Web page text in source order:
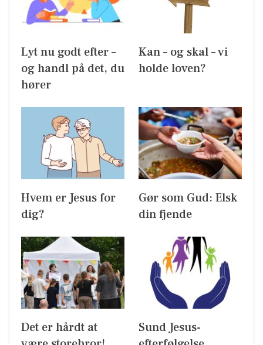
Lyt nu godt efter –
og handl på det, du
hører
Kan – og skal – vi
holde loven?
Hvem er Jesus for
dig?
Gør som Gud: Elsk
din fjende
Det er hårdt at
Sund Jesus-